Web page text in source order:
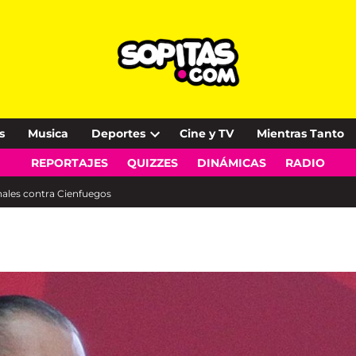
Musica Deportes
Open
dropdown
Cine y TV Mientras Tanto
REPORTAJES QUIZZES DINÁMICAS RADIO
contra Cienfuegos